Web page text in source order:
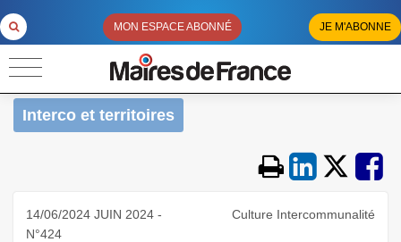
MON ESPACE ABONNÉ JE M'ABONNE
Interco et territoires
14/06/2024 JUIN 2024 -
N°424
Culture Intercommunalité